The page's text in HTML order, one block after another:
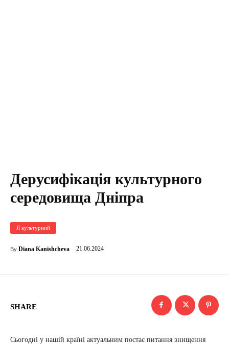
Дерусифікація культурного
середовища Дніпра
Я культурний
By Diana Kanishcheva 21.06.2024
SHARE
Сьогодні у нашій країні актуальним постає питання знищення